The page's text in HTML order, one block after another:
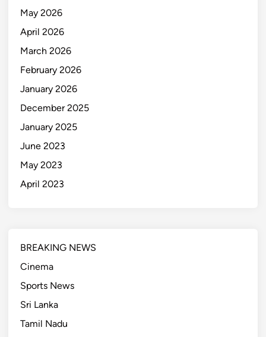
May 2026
April 2026
March 2026
February 2026
January 2026
December 2025
January 2025
June 2023
May 2023
April 2023
BREAKING NEWS
Cinema
Sports News
Sri Lanka
Tamil Nadu